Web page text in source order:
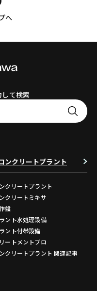
へ
て検索
ンクリートプラント
クリートプラント
クリートミキサ
盤
ント水処理設備
ント付帯設備
ートメントプロ
クリートプラント 関連記事